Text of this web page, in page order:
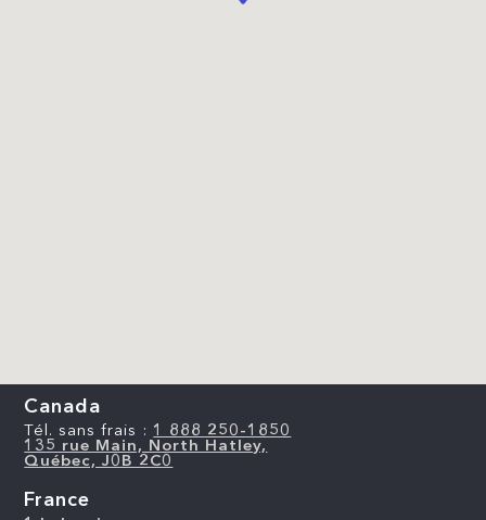
Canada
Tél. sans frais : 1 888 250-1850
135 rue Main, North Hatley,
Québec, J0B 2C0
France